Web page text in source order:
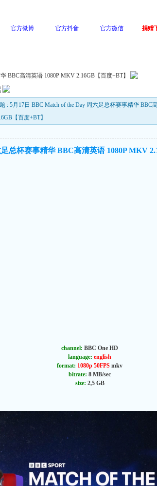
官方微博 官方抖音 官方微信 捐赠
BBC高清英语 1080P MKV 2.16GB【百度+BT】
: 5月17日 BBC Match of the Day 周六足总杯赛事精华 BBC
【百度+BT】
总杯赛事精华 BBC高清英语 1080P MKV
channel: BBC One HD
language: english
format: 1080p 50FPS mkv
bitrate: 8 MB/sec
size: 2,5 GB